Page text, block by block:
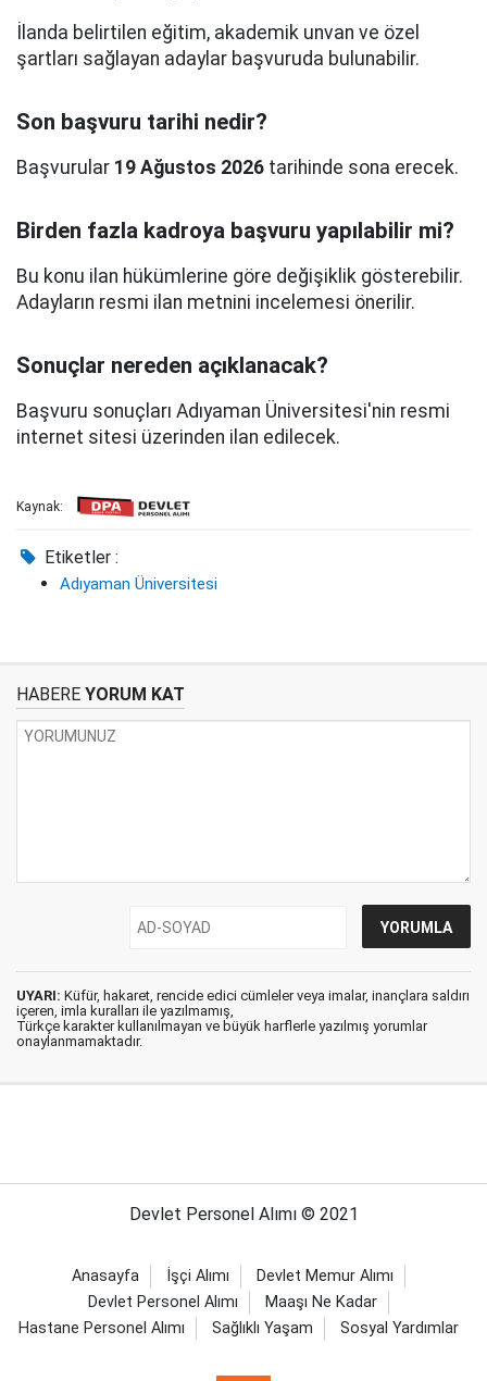
İlanda belirtilen eğitim, akademik unvan ve özel
şartları sağlayan adaylar başvuruda bulunabilir.
Son başvuru tarihi nedir?
Başvurular 19 Ağustos 2026 tarihinde sona erecek.
Birden fazla kadroya başvuru yapılabilir mi?
Bu konu ilan hükümlerine göre değişiklik gösterebilir.
Adayların resmi ilan metnini incelemesi önerilir.
Sonuçlar nereden açıklanacak?
Başvuru sonuçları Adıyaman Üniversitesi'nin resmi
internet sitesi üzerinden ilan edilecek.
Kaynak:
Etiketler :
Adıyaman Üniversitesi
HABERE YORUM KAT
UYARI: Küfür, hakaret, rencide edici cümleler veya imalar, inançlara saldırı
içeren, imla kuralları ile yazılmamış,
Türkçe karakter kullanılmayan ve büyük harflerle yazılmış yorumlar
onaylanmamaktadır.
Devlet Personel Alımı © 2021
Anasayfa İşçi Alımı
Devlet Memur Alımı
Devlet Personel Alımı
Maaşı Ne Kadar
Hastane Personel Alımı
Sağlıklı Yaşam Sosyal Yardımlar